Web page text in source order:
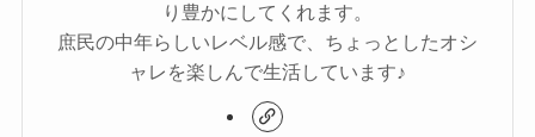
り豊かにしてくれます。
庶民の中年らしいレベル感で、ちょっとしたオシ
ャレを楽しんで生活しています♪